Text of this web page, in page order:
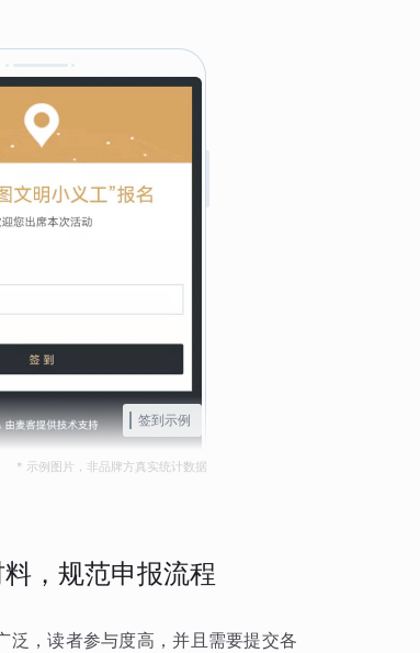
签到示例
* 示例图片，非品牌方真实统计数据
，规范申报流程
泛，读者参与度高，并且需要提交各